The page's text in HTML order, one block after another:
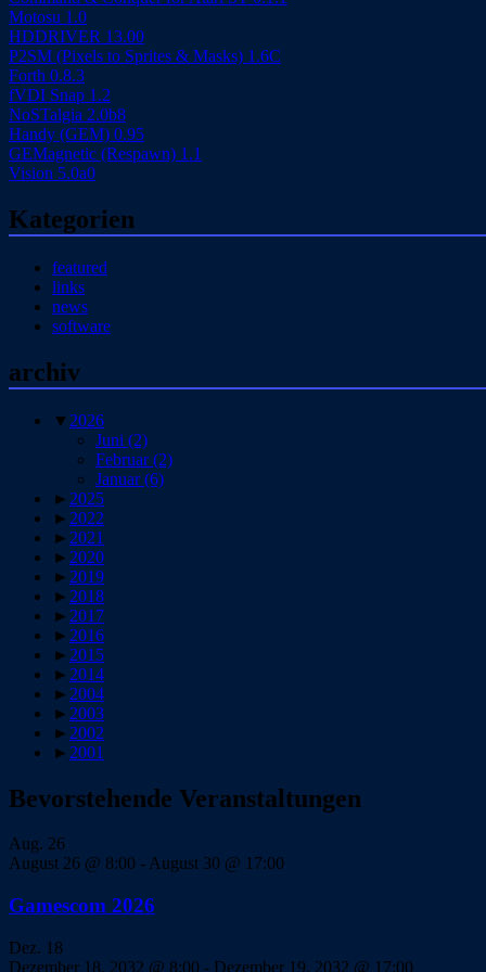
Motosu 1.0
HDDRIVER 13.00
P2SM (Pixels to Sprites & Masks) 1.6C
Forth 0.8.3
fVDI Snap 1.2
NoSTalgia 2.0b8
Handy (GEM) 0.95
GEMagnetic (Respawn) 1.1
Vision 5.0a0
Kategorien
featured
links
news
software
archiv
▼ 2026
Juni (2)
Februar(2)
Januar(6)
► 2025
► 2022
► 2021
► 2020
► 2019
► 2018
► 2017
► 2016
► 2015
► 2014
► 2004
► 2003
► 2002
► 2001
Bevorstehende Veranstaltungen
Aug. 26
August 26 @ 8:00 -August 30 @ 17:00
Gamescom 2026
Dez. 18
Dezember 18, 2032 @ 8:00 - Dezember 19, 2032 @ 17:00